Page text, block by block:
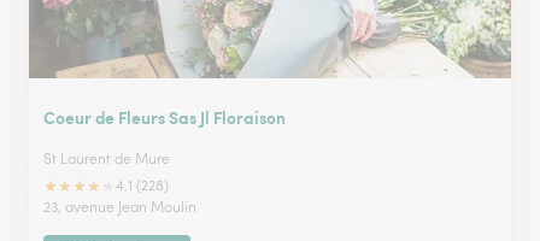
Coeur de Fleurs Sas Jl Floraison
St Laurent de Mure
★★★★
4.1 (228)
23, avenue Jean Moulin